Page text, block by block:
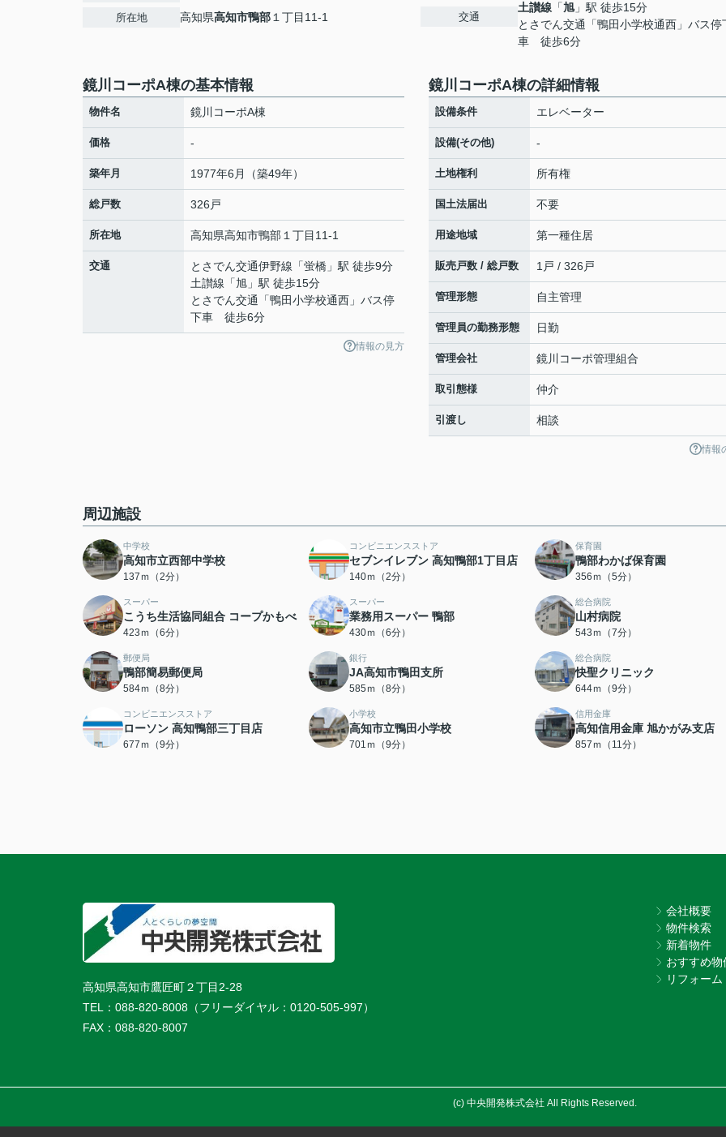
所在地 高知県高知市鴨部 １丁目11-1 交通
土讃線 「旭 」駅 徒歩15分
とさでん交通「鴨田小学校通西」バス停
車 徒歩6分
鏡川コーポA棟の基本情報
物件名 鏡川コーポA棟
価格 -
築年月 1977年6月（築49年）
総戸数 326戸
所在地 高知県高知市鴨部 １丁目11-1
交通 とさでん交通伊野線 「蛍橋 」駅 徒歩9分
土讃線 「旭 」駅 徒歩15分
とさでん交通「鴨田小学校通西」バス停
下車 徒歩6分
情報の見方
鏡川コーポA棟の詳細情報
設備条件 エレベーター
設備(その他) -
土地権利 所有権
国土法届出 不要
用途地域 第一種住居
販売戸数 / 総戸数 1戸 / 326戸
管理形態 自主管理
管理員の勤務形態 日勤
管理会社 鏡川コーポ管理組合
取引態様 仲介
引渡し 相談
情報
周辺施設
中学校
高知市立西部中学校
137ｍ（2分）
コンビニエンスストア
セブンイレブン 高知鴨部1丁目店
140ｍ（2分）
保育園
鴨部わかば保育園
356ｍ（5分）
スーパー
こうち生活協同組合 コープかもべ
423ｍ（6分）
スーパー
業務用スーパー 鴨部
430ｍ（6分）
総合病院
山村病院
543ｍ（7分）
郵便局
鴨部簡易郵便局
584ｍ（8分）
銀行
JA高知市鴨田支所
585ｍ（8分）
総合病院
快聖クリニック
644ｍ（9分）
コンビニエンスストア
ローソン 高知鴨部三丁目店
677ｍ（9分）
小学校
高知市立鴨田小学校
701ｍ（9分）
信用金庫
高知信用金庫 旭かがみ支店
857ｍ（11分）
高知県高知市鷹匠町２丁目2-28
TEL： 088-820-8008（フリーダイヤル：0120-505-997）
FAX： 088-820-8007
会社概要
物件検索
新着物件
おすすめ物
リフォー
(c) 中央開発株式会社 All Rights Reserved.